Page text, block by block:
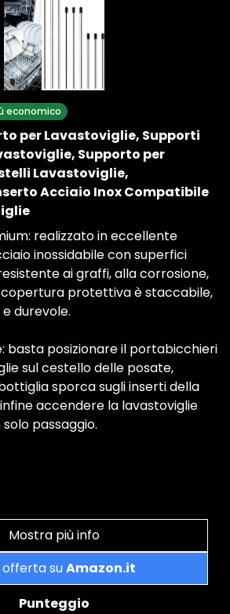
economico
per Lavastoviglie, Supporti
Supporto per
Lavastoviglie,
Acciaio Inox Compatibile
realizzato in eccellente
inossidabile con superfici
ai graffi, alla corrosione,
copertura protettiva è staccabile,
durevole.
basta posizionare il portabicchieri
sul cestello delle posate,
sporca sugli inserti della
accendere la lavastoviglie
passaggio.
Mostra più info
offerta suAmazon.it
Punteggio